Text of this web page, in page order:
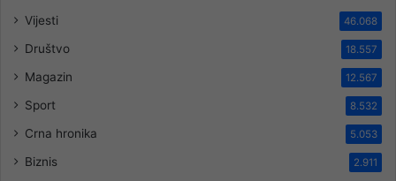
Vijesti 46.068
Društvo 18.557
Magazin 12.567
Sport 8.532
Crna hronika 5.053
Biznis 2.911